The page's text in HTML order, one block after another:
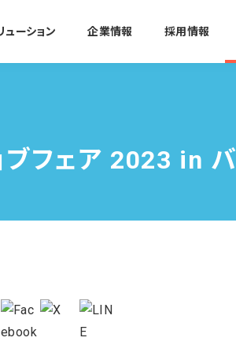
ューション 企業情報 採用情報
フェア 2023 in